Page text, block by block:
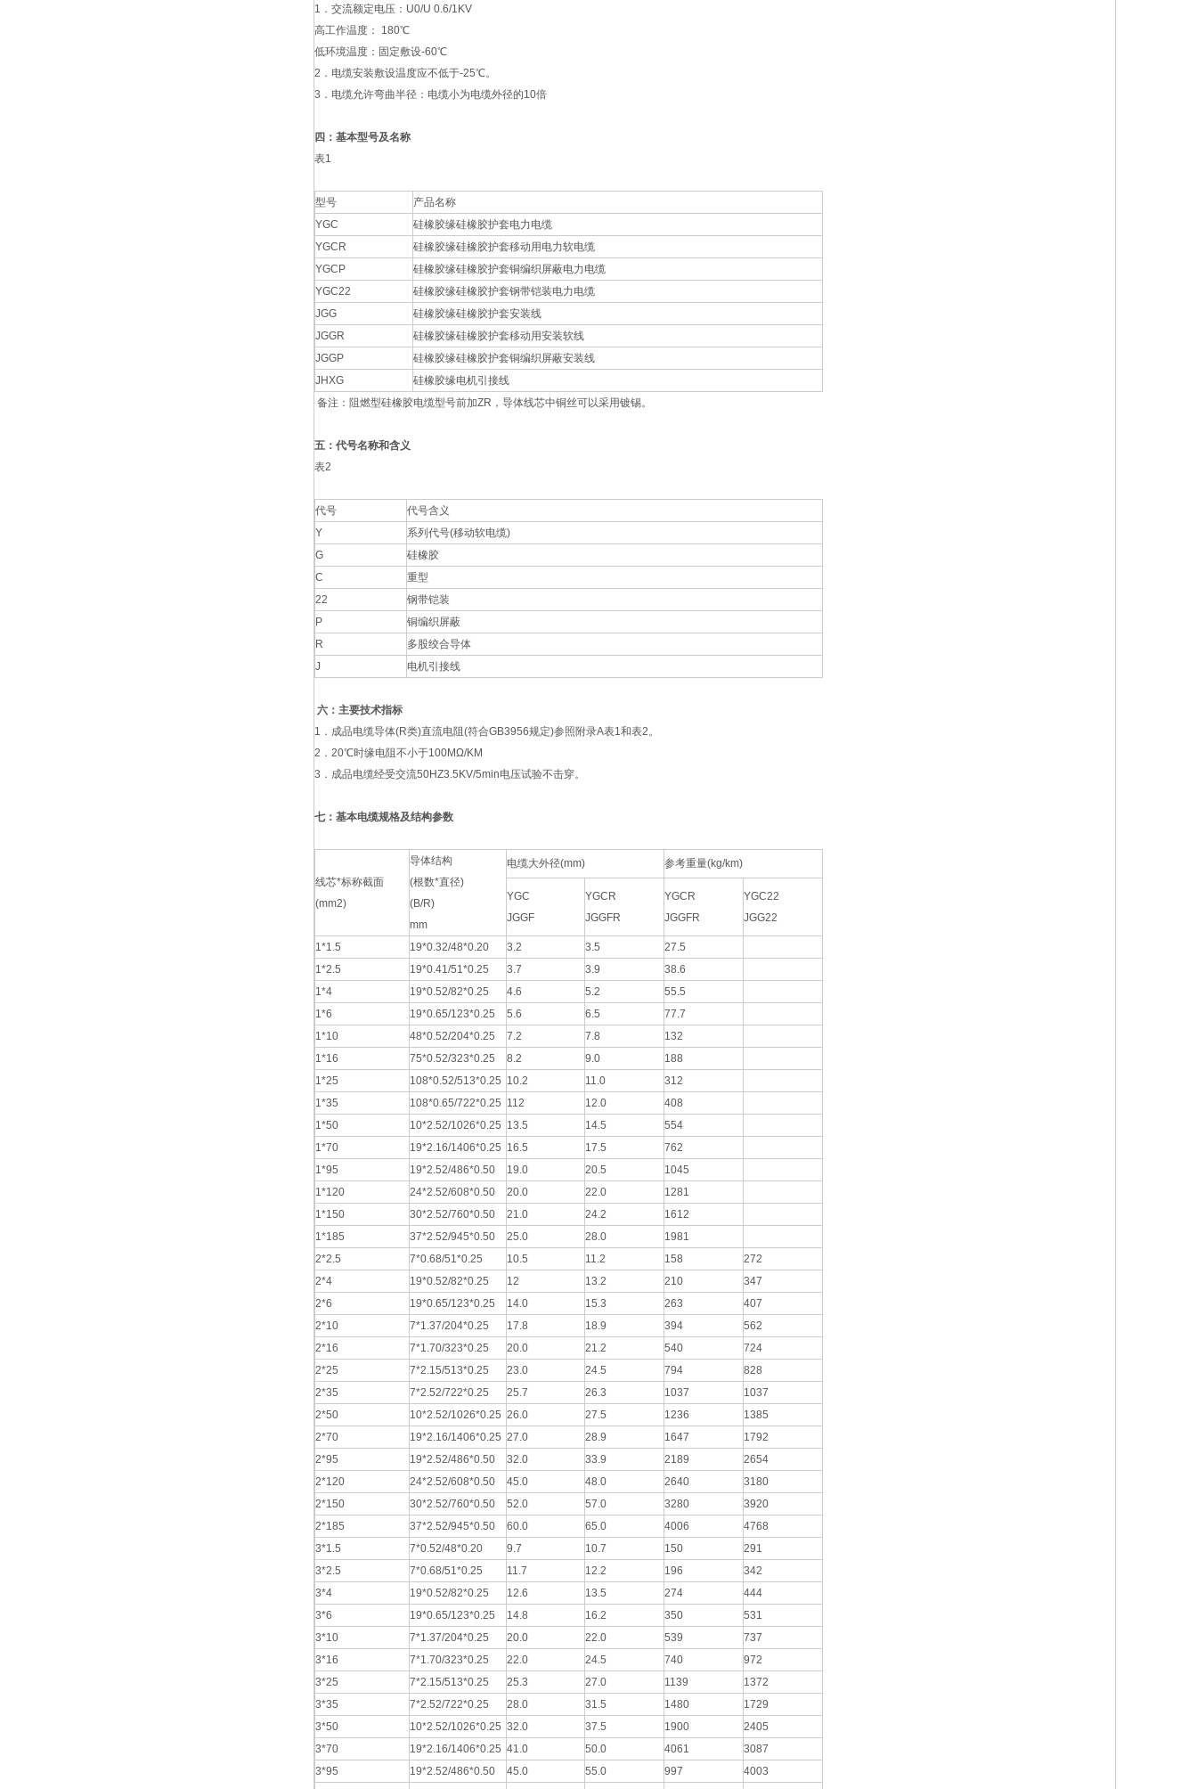
1．交流额定电压：U0/U 0.6/1KV
高工作温度： 180℃
低环境温度：固定敷设-60℃
2．电缆安装敷设温度应不低于-25℃。
3．电缆允许弯曲半径：电缆小为电缆外径的10倍
四：基本型号及名称
表1
型号
产品名称
YGC
硅橡胶缘硅橡胶护套电力电缆
YGCR
硅橡胶缘硅橡胶护套移动用电力软电缆
YGCP
硅橡胶缘硅橡胶护套铜编织屏蔽电力电缆
YGC22
硅橡胶缘硅橡胶护套钢带铠装电力电缆
JGG
硅橡胶缘硅橡胶护套安装线
JGGR
硅橡胶缘硅橡胶护套移动用安装软线
JGGP
硅橡胶缘硅橡胶护套铜编织屏蔽安装线
JHXG
硅橡胶缘电机引接线
备注：阻燃型硅橡胶电缆型号前加ZR，导体线芯中铜丝可以采用镀锡。
五：代号名称和含义
表2
代号
代号含义
Y
系列代号(移动软电缆)
G
硅橡胶
C
重型
22
钢带铠装
P
铜编织屏蔽
R
多股绞合导体
J
电机引接线
六：主要技术指标
1．成品电缆导体(R类)直流电阻(符合GB3956规定)参照附录A表1和表2。
2．20℃时缘电阻不小于100MΩ/KM
3．成品电缆经受交流50HZ3.5KV/5min电压试验不击穿。
七：基本电缆规格及结构参数
线芯*标称截面
(mm2)
导体结构
(根数*直径)
(B/R)
mm
电缆大外径(mm) 参考重量(kg/km)
YGC
JGGF
YGCR
JGGFR
YGCR
JGGFR
YGC22
JGG22
1*1.5 19*0.32/48*0.20 3.2 3.5
27.5
1*2.5
19*0.41/51*0.25 3.7 3.9
38.6
1*4
19*0.52/82*0.25 4.6 5.2
55.5
1*6
19*0.65/123*0.25 5.6 6.5
77.7
1*10
48*0.52/204*0.25 7.2 7.8
132
1*16
75*0.52/323*0.25 8.2 9.0
188
1*25
108*0.52/513*0.25 10.2 11.0
312
1*35
108*0.65/722*0.25 112 12.0
408
1*50
10*2.52/1026*0.25 13.5 14.5
554
1*70
19*2.16/1406*0.25 16.5 17.5
762
1*95
19*2.52/486*0.50 19.0 20.5
1045
1*120
24*2.52/608*0.50 20.0 22.0
1281
1*150
30*2.52/760*0.50 21.0 24.2
1612
1*185
37*2.52/945*0.50 25.0 28.0
1981
2*2.5
7*0.68/51*0.25 10.5 11.2 158
272
2*4
19*0.52/82*0.25 12 13.2 210
347
2*6
19*0.65/123*0.25 14.0 15.3 263
407
2*10
7*1.37/204*0.25 17.8 18.9 394
562
2*16
7*1.70/323*0.25 20.0 21.2 540
724
2*25
7*2.15/513*0.25 23.0 24.5 794
828
2*35
7*2.52/722*0.25 25.7 26.3 1037
1037
2*50
10*2.52/1026*0.25 26.0 27.5 1236
1385
2*70
19*2.16/1406*0.25 27.0 28.9 1647
1792
2*95
19*2.52/486*0.50 32.0 33.9 2189
2654
2*120
24*2.52/608*0.50 45.0 48.0 2640
3180
2*150
30*2.52/760*0.50 52.0 57.0 3280
3920
2*185
37*2.52/945*0.50 60.0 65.0 4006
4768
3*1.5
7*0.52/48*0.20 9.7 10.7 150
291
3*2.5
7*0.68/51*0.25 11.7 12.2 196
342
3*4
19*0.52/82*0.25 12.6 13.5 274
444
3*6
19*0.65/123*0.25 14.8 16.2 350
531
3*10
7*1.37/204*0.25 20.0 22.0 539
737
3*16
7*1.70/323*0.25 22.0 24.5 740
972
3*25
7*2.15/513*0.25 25.3 27.0 1139
1372
3*35
7*2.52/722*0.25 28.0 31.5 1480
1729
3*50
10*2.52/1026*0.25 32.0 37.5 1900
2405
3*70
19*2.16/1406*0.25 41.0 50.0 4061
3087
3*95
19*2.52/486*0.50 45.0 55.0 997
4003